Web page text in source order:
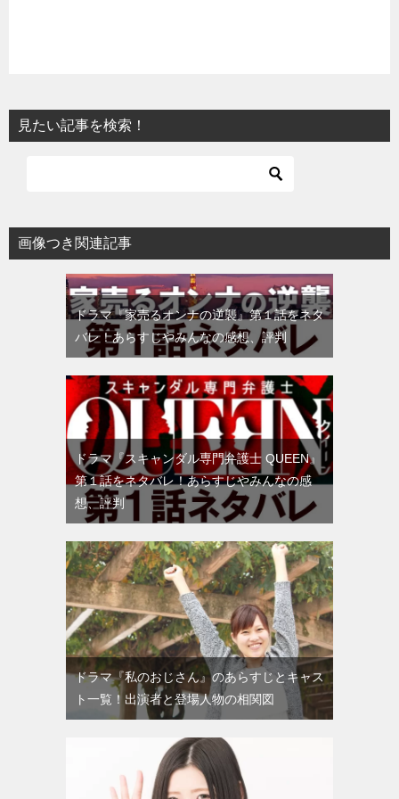
見たい記事を検索！
画像つき関連記事
ドラマ『家売るオンナの逆襲』第１話をネタ
バレ！あらすじやみんなの感想、評判
ドラマ『スキャンダル専門弁護士 QUEEN』
第１話をネタバレ！あらすじやみんなの感
想、評判
ドラマ『私のおじさん』のあらすじとキャス
ト一覧！出演者と登場人物の相関図